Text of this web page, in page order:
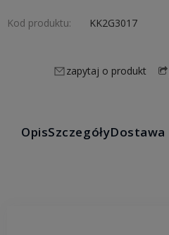
Kod produktu: KK2G3017
zapytaj o produkt
OpisSzczegółyDostawa